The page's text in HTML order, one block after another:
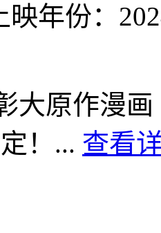
映年份：
原作漫画
！... 查看